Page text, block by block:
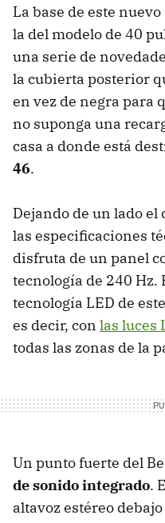
La base de este
la del modelo de 40
una serie de
la cubierta posterior
en vez de negra para
no suponga una
casa a donde está
46.
Dejando de un lado
las especificaciones
disfruta de un panel
tecnología de 240 Hz.
tecnología LED de
es decir, con las luces
todas las zonas de la
Un punto fuerte del
de sonido integrado.
altavoz estéreo